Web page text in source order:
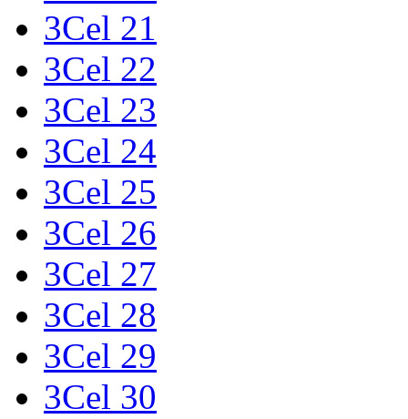
3Cel 21
3Cel 22
3Cel 23
3Cel 24
3Cel 25
3Cel 26
3Cel 27
3Cel 28
3Cel 29
3Cel 30